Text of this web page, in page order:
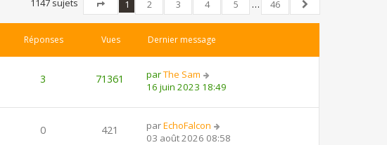
1147 sujets
Page
sur46
1 2 3 4 5 …
46
Suivant
Réponses Vues Dernier message
3 71361 parThe Sam
16 juin 2023 18:49
0 421 parEchoFalcon
03 août 2026 08:58